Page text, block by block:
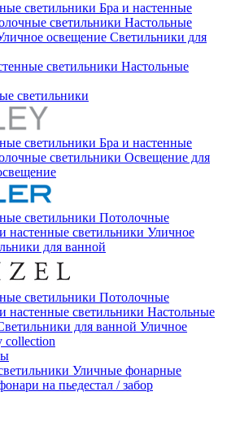
светильники Бра и настенные
светильники Настольные
освещение Светильники для
светильники Настольные
светильники
светильники Бра и настенные
светильники Освещение для
светильники Потолочные
настенные светильники Уличное
для ванной
светильники Потолочные
настенные светильники Настольные
для ванной Уличное
collection
Уличные фонарные
на пьедестал / забор